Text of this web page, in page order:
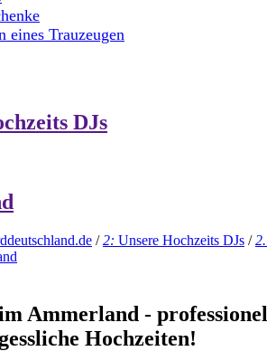
eines Trauzeugen
DJs
/2: Unsere Hochzeits DJs /
Ammerland -
Hochzeiten!